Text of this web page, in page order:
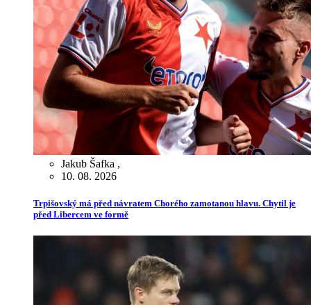
Jakub Šafka ,
10. 08. 2026
Trpišovský má před návratem Chorého zamotanou hlavu. Chytil je
před Libercem ve formě